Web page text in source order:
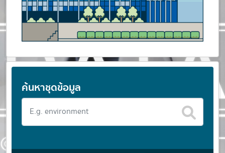
ค้นหาชุดข้อมูล